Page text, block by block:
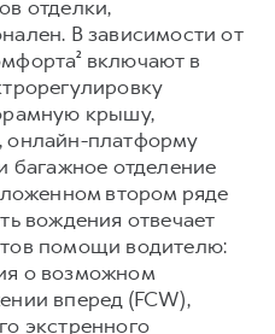
отделки,
В зависимости от
включают в
крышу,
онлайн-платформу
багажное отделение
втором ряде
вождения отвечает
помощи водителю:
о возможном
вперед (FCW),
экстренного